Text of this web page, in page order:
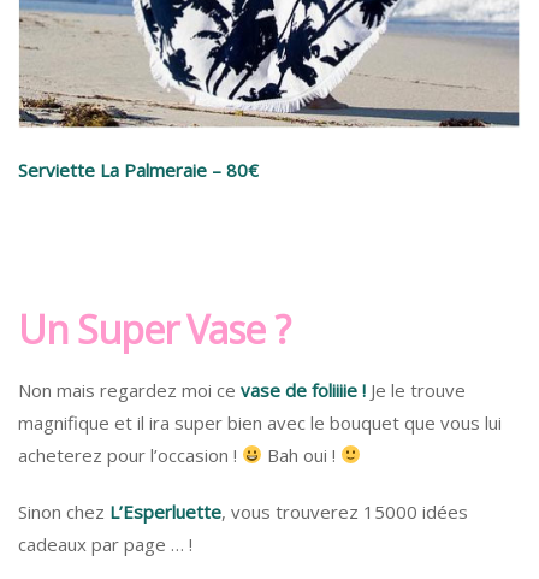
Serviette La Palmeraie – 80€
Un Super Vase ?
Non mais regardez moi ce vase de foliiiie ! Je le trouve
magnifique et il ira super bien avec le bouquet que vous lui
acheterez pour l’occasion !
Bah oui !
Sinon chez L’Esperluette, vous trouverez 15000 idées
cadeaux par page … !